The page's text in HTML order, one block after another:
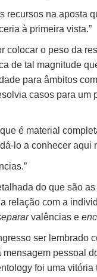
recursos na aposta
à primeira vista.”
colocar o peso da
de tal magnitude
para âmbitos
casos para
é material
lo a conhecer aqui
do que são
relação com a
valências e
ser lembrado
pessoal
foi uma